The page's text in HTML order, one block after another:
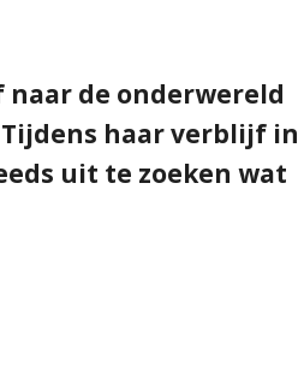
naar de onderwereld
haar verblijf in
uit te zoeken wat